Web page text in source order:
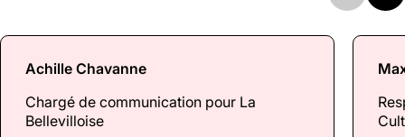
Achille Chavanne
Chargé de communication pour La
Bellevilloise